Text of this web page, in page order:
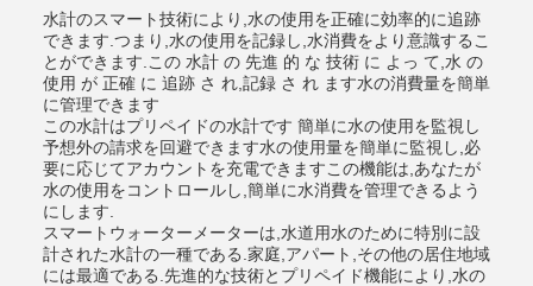
水計のスマート技術により,水の使用を正確に効率的に追跡
できます.つまり,水の使用を記録し,水消費をより意識するこ
とができます.この 水計 の 先進 的 な 技術 に よっ て,水 の
使用 が 正確 に 追跡 さ れ,記録 さ れ ます水の消費量を簡単
に管理できます
この水計はプリペイドの水計です 簡単に水の使用を監視し
予想外の請求を回避できます水の使用量を簡単に監視し,必
要に応じてアカウントを充電できますこの機能は,あなたが
水の使用をコントロールし,簡単に水消費を管理できるよう
にします.
スマートウォーターメーターは,水道用水のために特別に設
計された水計の一種である.家庭,アパート,その他の居住地域
には最適である.先進的な技術とプリペイド機能により,水の